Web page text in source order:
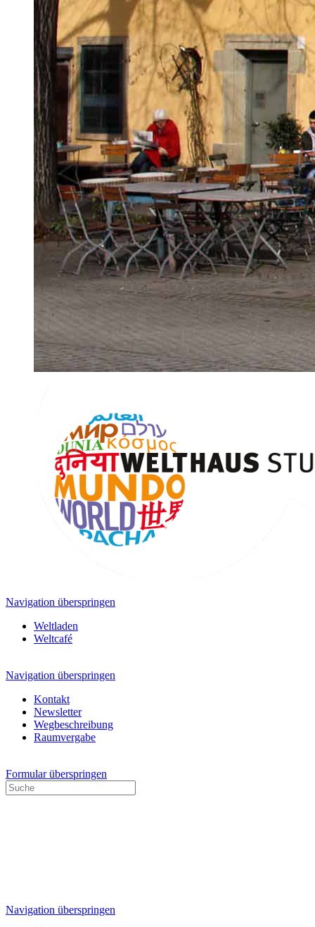
Navigation überspringen
Weltladen
Weltcafé
Navigation überspringen
Kontakt
Newsletter
Wegbeschreibung
Raumvergabe
Formular überspringen
Navigation überspringen